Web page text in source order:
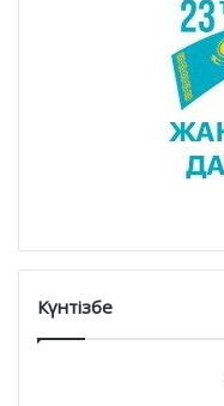
Күнтізбе